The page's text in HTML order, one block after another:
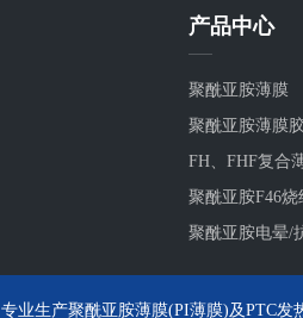
产品中心
聚酰亚胺薄膜
聚酰亚胺薄膜
FH、FHF复合
聚酰亚胺F46烧
聚酰亚胺电晕/
专业生产聚酰亚胺薄膜(PI薄膜)及PTC发